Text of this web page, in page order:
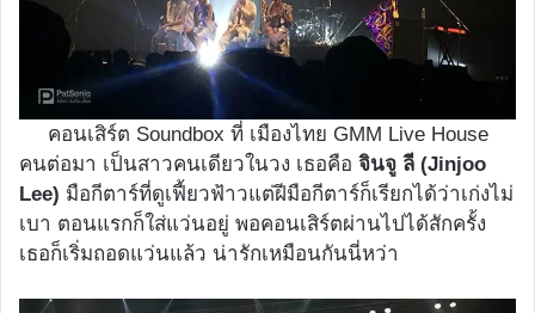
คอนเสิร์ต Soundbox ที่ เมืองไทย GMM Live House
คนต่อมา เป็นสาวคนเดียวในวง เธอคือ จินจู ลี (Jinjoo
Lee) มือกีตาร์ที่ดูเฟี้ยวฟ้าวแต่ฝีมือกีตาร์ก็เรียกได้ว่าเก่งไม่
เบา ตอนแรกก็ใส่แว่นอยู่ พอคอนเสิร์ตผ่านไปได้สักครั้ง
เธอก็เริ่มถอดแว่นแล้ว น่ารักเหมือนกันนี่หว่า